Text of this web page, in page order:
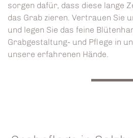
sorgen dafür, dass diese lange
das Grab zieren. Vertrauen Sie
und legen Sie das feine
Grabgestaltung- und Pflege in
unsere erfahrenen Hände.